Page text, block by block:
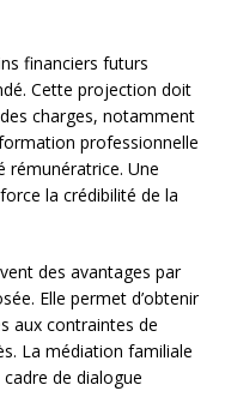
financiers futurs
Cette projection doit
charges, notamment
professionnelle
rémunératrice. Une
la crédibilité de la
des avantages par
Elle permet d’obtenir
aux contraintes de
La médiation familiale
de dialogue